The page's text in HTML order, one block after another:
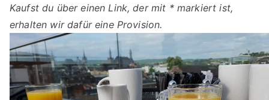
Kaufst du über einen Link, der mit * markiert ist,
erhalten wir dafür eine Provision.